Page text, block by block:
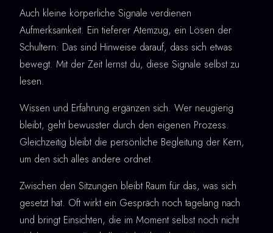
Auch kleine körperliche Signale verdienen
Aufmerksamkeit. Ein tieferer Atemzug, ein Lösen der
Schultern: Das sind Hinweise darauf, dass sich etwas
bewegt. Mit der Zeit lernst du, diese Signale selbst zu
lesen.
Wissen und Erfahrung ergänzen sich. Wer neugierig
bleibt, geht bewusster durch den eigenen Prozess.
Gleichzeitig bleibt die persönliche Begleitung der Kern,
um den sich alles andere ordnet.
Zwischen den Sitzungen bleibt Raum für das, was sich
gesetzt hat. Oft wirkt ein Gespräch noch tagelang nach
und bringt Einsichten, die im Moment selbst noch nicht